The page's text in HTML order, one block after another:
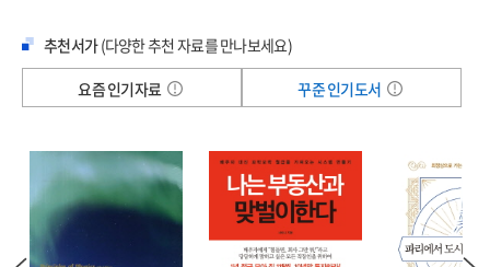
추천서가(다양한 추천 자료를 만나보세요)
요즘 인기자료
꾸준 인기도서